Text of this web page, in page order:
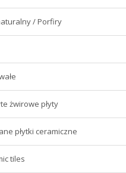
/ Porfiry
żwirowe płyty
płytki ceramiczne
tiles